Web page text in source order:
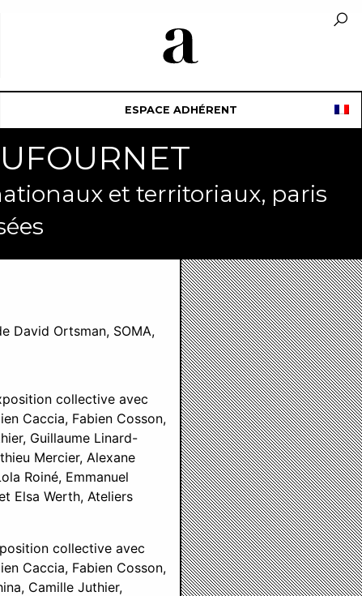
ESPACE ADHÉRENT
et territoriaux, paris
David Ortsman, SOMA,
collective avec
Caccia, Fabien Cosson,
Guillaume Linard-
Mercier, Alexane
Roiné, Emmanuel
Elsa Werth, Ateliers
collective avec
Caccia, Fabien Cosson,
Camille Juthier,